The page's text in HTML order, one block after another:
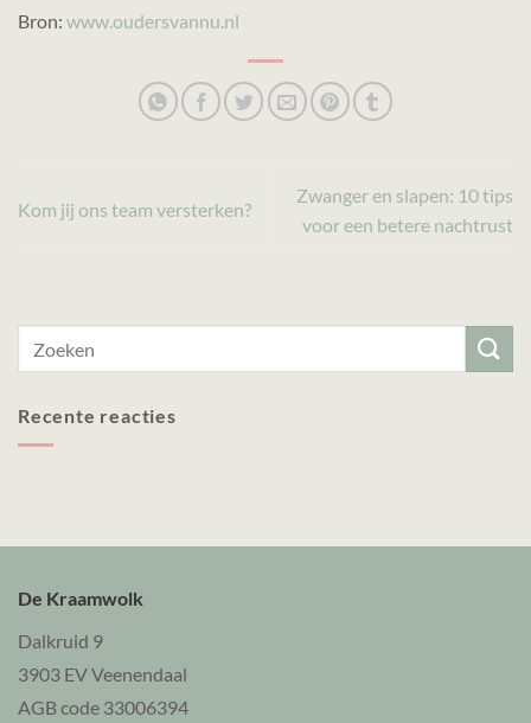
Bron: www.oudersvannu.nl
Kom jij ons team versterken?
Zwanger en slapen: 10 tips
voor een betere nachtrust
Recente reacties
De Kraamwolk
Dalkruid 9
3903 EV Veenendaal
AGB code 33006394